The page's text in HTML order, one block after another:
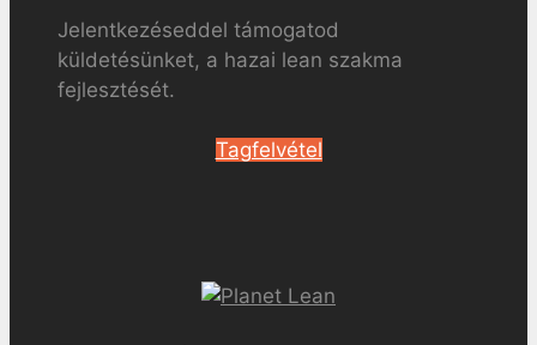
Jelentkezéseddel támogatod
küldetésünket, a hazai lean szakma
fejlesztését.
Tagfelvétel